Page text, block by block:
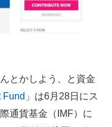
とかしよう、と資金
Fund 」は6月28日にス
通貨基金（IMF）に